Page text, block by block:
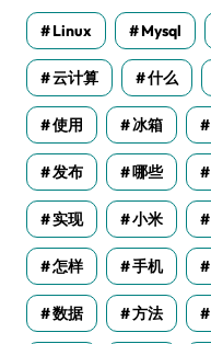
Linux Mysql
云计算 什么
使用 冰箱
发布 哪些
实现 小米
怎样 手机
数据 方法